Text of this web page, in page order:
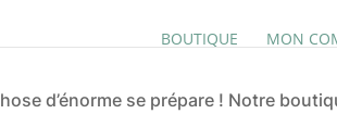
BOUTIQUE MON
d’énorme se prépare ! Notre